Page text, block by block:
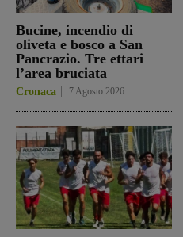
Bucine, incendio di
oliveta e bosco a San
Pancrazio. Tre ettari
l’area bruciata
Cronaca 7 Agosto 2026